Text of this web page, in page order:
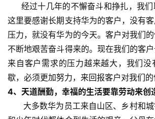
经过十几年的不懈奋斗和挣扎，我们
这里要感谢长期支持华为的客户，没有
压力，就没有华为的今天。客户对我们
不断地艰苦奋斗得来的。现在我们的客户
来自客户需求的压力越来越大，我们没
歇，必须更加努力，来回报客户对我们的
4、天道酬勤，幸福的生活要靠劳动来创
大多数华为员工来自山区、乡村和城